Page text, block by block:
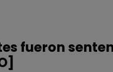
fueron